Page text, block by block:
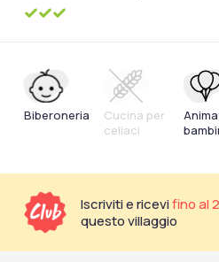
Biberoneria
Cucina per
celiaci
Iscriviti e ricevifino al
questo villaggio